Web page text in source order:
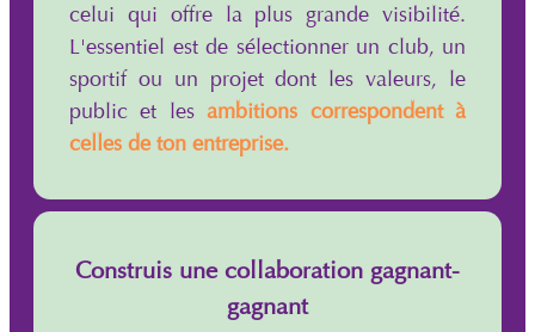
celui qui offre la plus grande visibilité.
L'essentiel est de sélectionner un club, un
sportif ou un projet dont les valeurs, le
public et lesambitions correspondent à
celles de ton entreprise.
Construis une collaboration gagnant-
gagnant